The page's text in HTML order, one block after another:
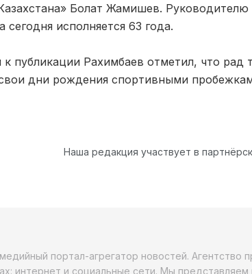
Болат Жамишев.
сегодня исполняется 63 года.
публикации Рахимбаев отметил, что рад
дни рождения спортивными
Наша редакция участвует в
портал-агрегатор новостей. Агентство
интернет и социальные сети. Мы представляем